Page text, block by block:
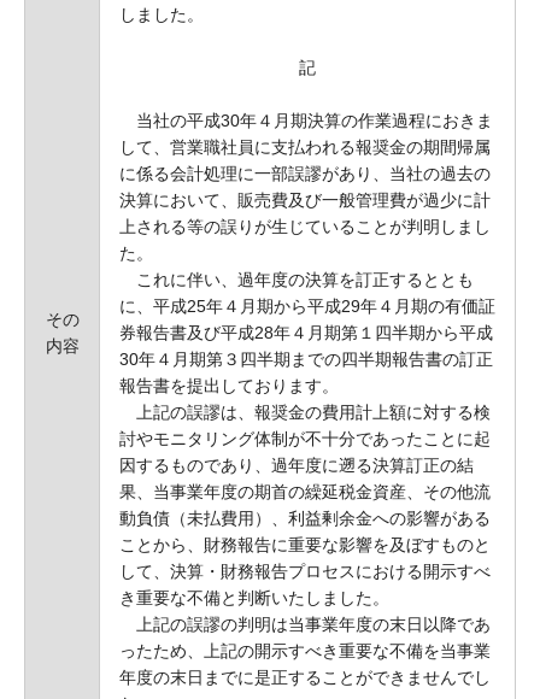
その
内容
しました。
記
当社の平成30年４月期決算の作業過程におきま
して、営業職社員に支払われる報奨金の期間帰属
に係る会計処理に一部誤謬があり、当社の過去の
決算において、販売費及び一般管理費が過少に計
上される等の誤りが生じていることが判明しまし
た。
これに伴い、過年度の決算を訂正するととも
に、平成25年４月期から平成29年４月期の有価証
券報告書及び平成28年４月期第１四半期から平成
30年４月期第３四半期までの四半期報告書の訂正
報告書を提出しております。
上記の誤謬は、報奨金の費用計上額に対する検
討やモニタリング体制が不十分であったことに起
因するものであり、過年度に遡る決算訂正の結
果、当事業年度の期首の繰延税金資産、その他流
動負債（未払費用）、利益剰余金への影響がある
ことから、財務報告に重要な影響を及ぼすものと
して、決算・財務報告プロセスにおける開示すべ
き重要な不備と判断いたしました。
上記の誤謬の判明は当事業年度の末日以降であ
ったため、上記の開示すべき重要な不備を当事業
年度の末日までに是正することができませんでし